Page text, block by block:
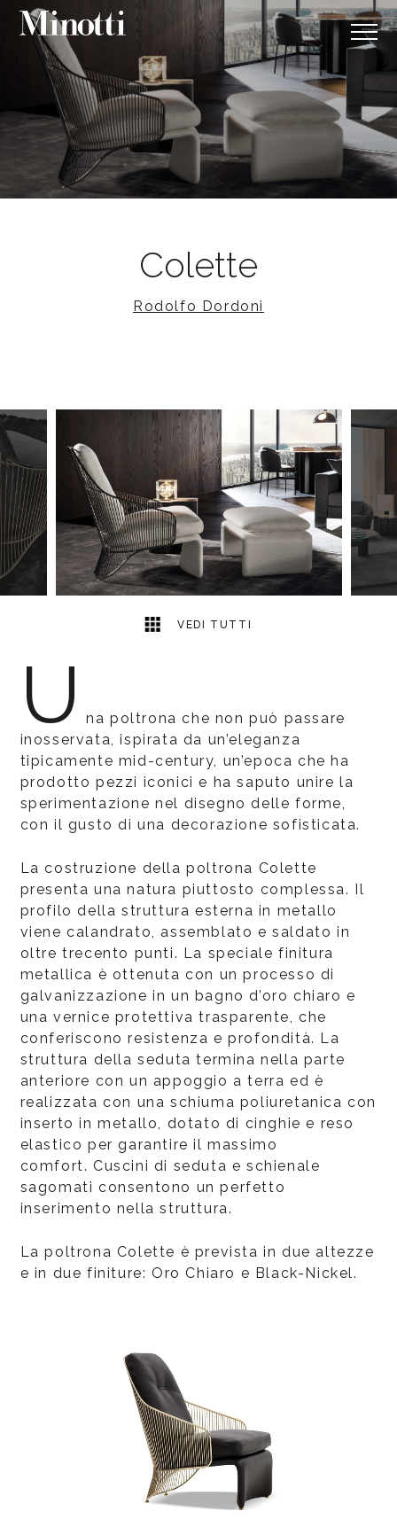
Colette
Rodolfo Dordoni
VEDI TUTTI
7
U
na poltrona che non può passare
inosservata, ispirata da un’eleganza
tipicamente mid-century, un’epoca che ha
prodotto pezzi iconici e ha saputo unire la
sperimentazione nel disegno delle forme,
con il gusto di una decorazione sofisticata.
La costruzione della poltrona Colette
presenta una natura piuttosto complessa. Il
profilo della struttura esterna in metallo
viene calandrato, assemblato e saldato in
oltre trecento punti. La speciale finitura
metallica è ottenuta con un processo di
galvanizzazione in un bagno d’oro chiaro e
una vernice protettiva trasparente, che
conferiscono resistenza e profondità. La
struttura della seduta termina nella parte
anteriore con un appoggio a terra ed è
realizzata con una schiuma poliuretanica con
inserto in metallo, dotato di cinghie e reso
elastico per garantire il massimo
comfort. Cuscini di seduta e schienale
sagomati consentono un perfetto
inserimento nella struttura.
La poltrona Colette è prevista in due altezze
e in due finiture: Oro Chiaro e Black-Nickel.